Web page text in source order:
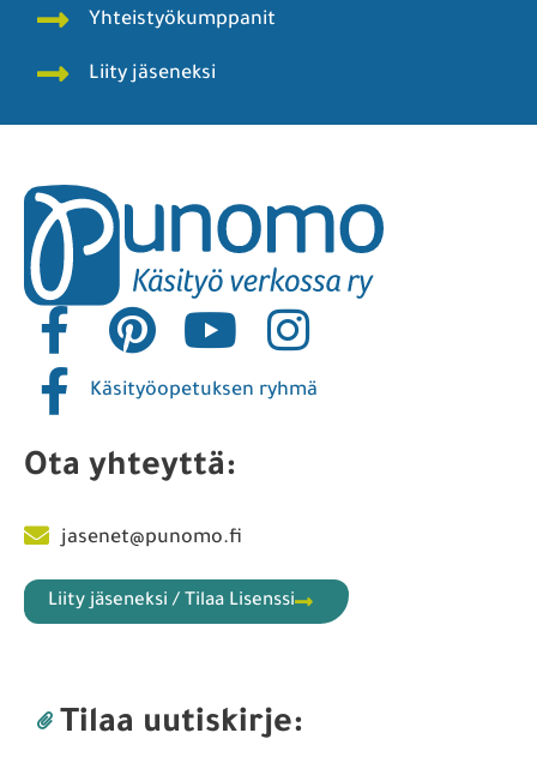
Yhteistyökumppanit
Liity jäseneksi
Käsityöopetuksen ryhmä
Ota yhteyttä:
jasenet@punomo.fi
Liity jäseneksi / Tilaa Lisenssi
Tilaa uutiskirje: